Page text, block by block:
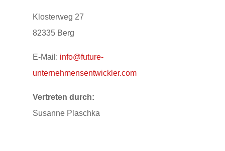
Klosterweg 27
82335 Berg
E-Mail: info@future-
unternehmensentwickler.com
Vertreten durch:
Susanne Plaschka